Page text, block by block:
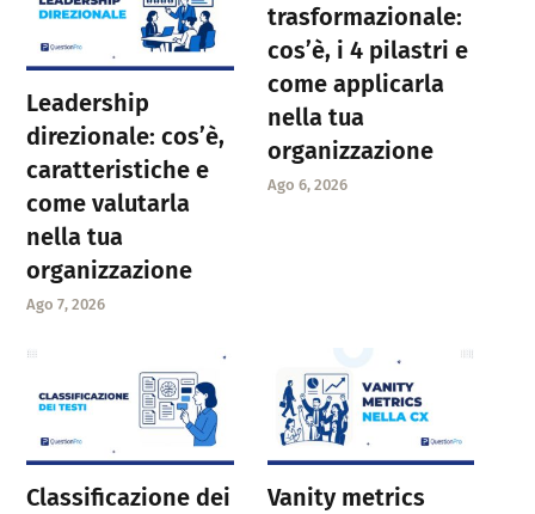
Leadership
direzionale: cos’è,
caratteristiche e
come valutarla
nella tua
organizzazione
Ago 7, 2026
trasformazionale:
cos’è, i 4 pilastri e
come applicarla
nella tua
organizzazione
Ago 6, 2026
Classificazione dei
Vanity metrics